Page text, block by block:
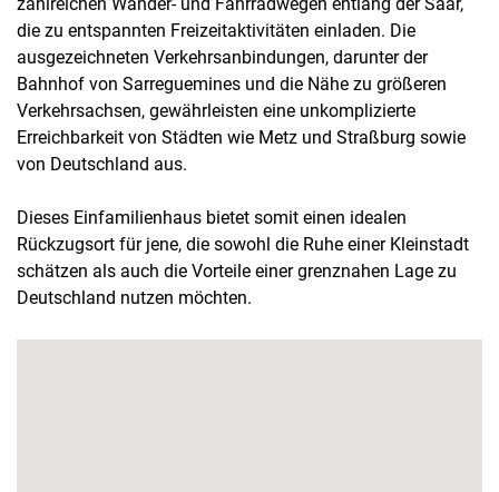
die zu entspannten Freizeitaktivitäten einladen. Die
ausgezeichneten Verkehrsanbindungen, darunter der
Bahnhof von Sarreguemines und die Nähe zu größeren
Verkehrsachsen, gewährleisten eine unkomplizierte
Erreichbarkeit von Städten wie Metz und Straßburg sowie
von Deutschland aus.
Dieses Einfamilienhaus bietet somit einen idealen
Rückzugsort für jene, die sowohl die Ruhe einer Kleinstadt
schätzen als auch die Vorteile einer grenznahen Lage zu
Deutschland nutzen möchten.